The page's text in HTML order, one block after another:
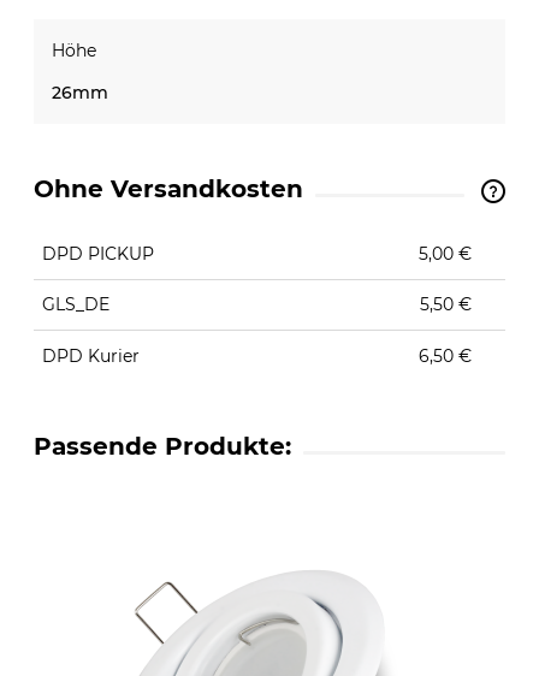
Höhe
26mm
Ohne Versandkosten
DPD PICKUP 5,00 €
GLS_DE 5,50 €
DPD Kurier 6,50 €
Passende Produkte: